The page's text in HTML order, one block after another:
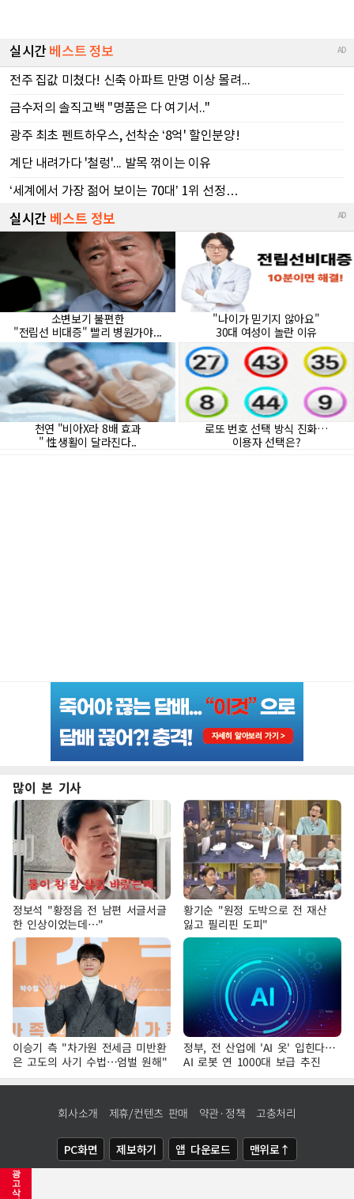
광
고
삭
많이 본 기사
정보석 "황정음 전 남편 서글서글
한 인상이었는데…"
황기순 "원정 도박으로 전 재산
잃고 필리핀 도피"
이승기 측 "차가원 전세금 미반환
은 고도의 사기 수법…엄벌 원해"
정부, 전 산업에 'AI 옷' 입힌다…
AI 로봇 연 1000대 보급 추진
회사소개 제휴/컨텐츠 판매 약관·정책 고충처리
PC화면 제보하기 앱 다운로드 맨위로↑